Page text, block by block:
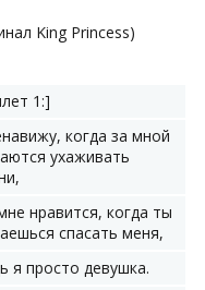
King Princess)
1:]
когда за мной
ухаживать
нравится, когда ты
спасать меня,
я просто девушка.